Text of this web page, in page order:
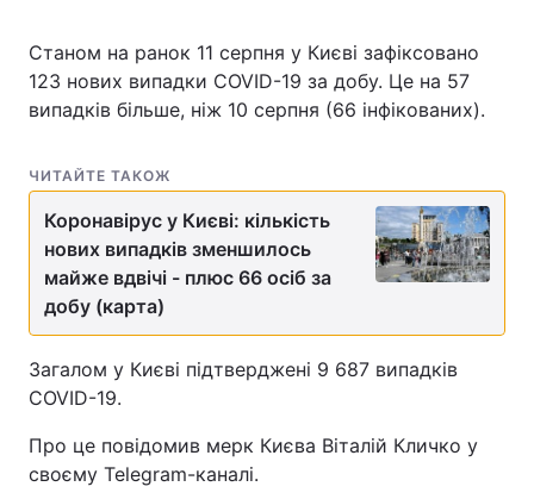
Станом на ранок 11 серпня у Києві зафіксовано
123 нових випадки COVID-19 за добу. Це на 57
випадків більше, ніж 10 серпня (66 інфікованих).
ЧИТАЙТЕ ТАКОЖ
Коронавірус у Києві: кількість
нових випадків зменшилось
майже вдвічі - плюс 66 осіб за
добу (карта)
Загалом у Києві підтверджені 9 687 випадків
COVID-19.
Про це повідомив мерк Києва Віталій Кличко у
своєму Telegram-каналі.